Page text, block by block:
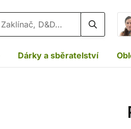
Dárky a sběratelství